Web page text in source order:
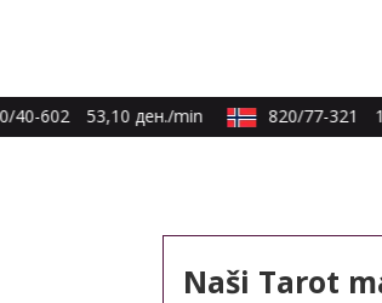
40-602 53,10 ден./min 820/77-321
Naši Tarot